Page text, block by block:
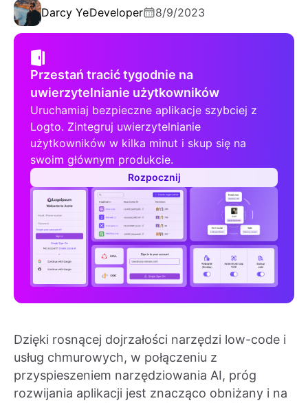
Darcy YeDeveloper 8/9/2023
Przestań tracić tygodnie na
uwierzytelnianie użytkowników
Uruchamiaj bezpieczne aplikacje szybciej z
Logto. Zintegruj uwierzytelnianie
użytkowników w kilka minut i skup się na
swoim głównym produkcie.
Rozpocznij
Dzięki rosnącej dojrzałości narzędzi low-code i
usług chmurowych, w połączeniu z
przyspieszeniem narzędziowania AI, próg
rozwijania aplikacji jest znacząco obniżany i na